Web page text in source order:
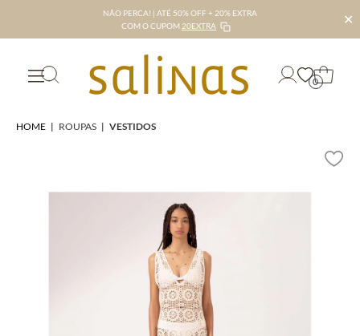
NÃO PERCA! | ATÉ 50% OFF + 20% EXTRA
COM O CUPOM 20EXTRA ✕
0
HOME | ROUPAS | VESTIDOS